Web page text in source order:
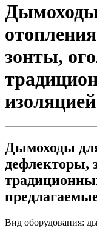
зонты,
изоляцией
Дымоходы
дефлекторы,
Вид оборудования: